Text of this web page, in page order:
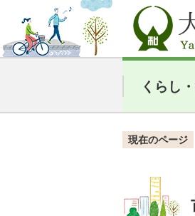
くらし
現在のページ